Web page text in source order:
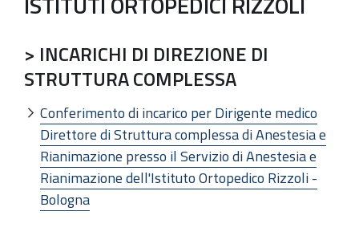
> INCARICHI DI DIREZIONE DI
STRUTTURA COMPLESSA
Conferimento di incarico per Dirigente medico
Direttore di Struttura complessa di Anestesia e
Rianimazione presso il Servizio di Anestesia e
Rianimazione dell'Istituto Ortopedico Rizzoli -
Bologna